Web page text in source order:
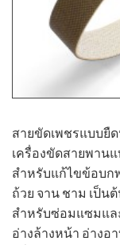
สายขัดเพชรแบบยื
เครื่องขัดสายพานแ
สำหรับแก้ไขข้อบก
ถ้วย จาน ชาม เป็น
สำหรับซ่อมแซมแล
อ่างล้างหน้า อ่างอ